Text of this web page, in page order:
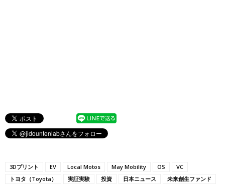
3Dプリント EV Local Motos May Mobility OS
VC
トヨタ（Toyota）
実証実験 投資 日本ニュース
未来創生ファンド